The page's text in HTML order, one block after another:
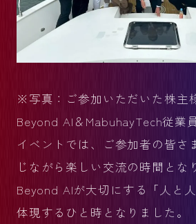
※写真：ご参加いただいた株主
Beyond AI＆MabuhayTech従業員
イベントでは、ご参加者の皆さ
じながら楽しい交流の時間とな
Beyond AIが大切にする「人と
体現するひと時となりました。